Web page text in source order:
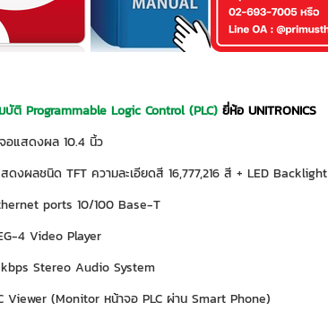
ติ Programmable Logic Control (PLC) ยี่ห้อ UNITRONICS
อแสดงผล 10.4 นิ้ว
ดงผลชนิด TFT ความละเอียดสี 16,777,216 สี + LED Backlight
ports 10/100 Base-T
4 Video Player
kbps Stereo Audio System
Viewer (Monitor หน้าจอ PLC ผ่าน Smart Phone)